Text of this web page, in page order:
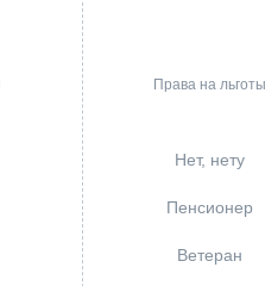
Права на льготы
Нет, нету
Пенсионер
Ветеран